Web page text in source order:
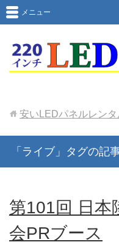
メニュー
安いLEDパネルレン
「ライブ」タグの記
第101回 日本
会PRブース